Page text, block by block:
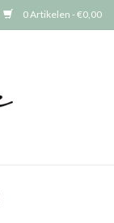
0 Artikelen - €0,00